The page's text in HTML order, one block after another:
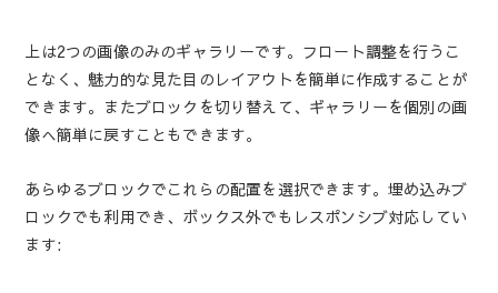
上は2つの画像のみのギャラリーです。フロート調整を行うこ
となく、魅力的な見た目のレイアウトを簡単に作成することが
できます。またブロックを切り替えて、ギャラリーを個別の画
像へ簡単に戻すこともできます。
あらゆるブロックでこれらの配置を選択できます。埋め込みブ
ロックでも利用でき、ボックス外でもレスポンシブ対応してい
ます: